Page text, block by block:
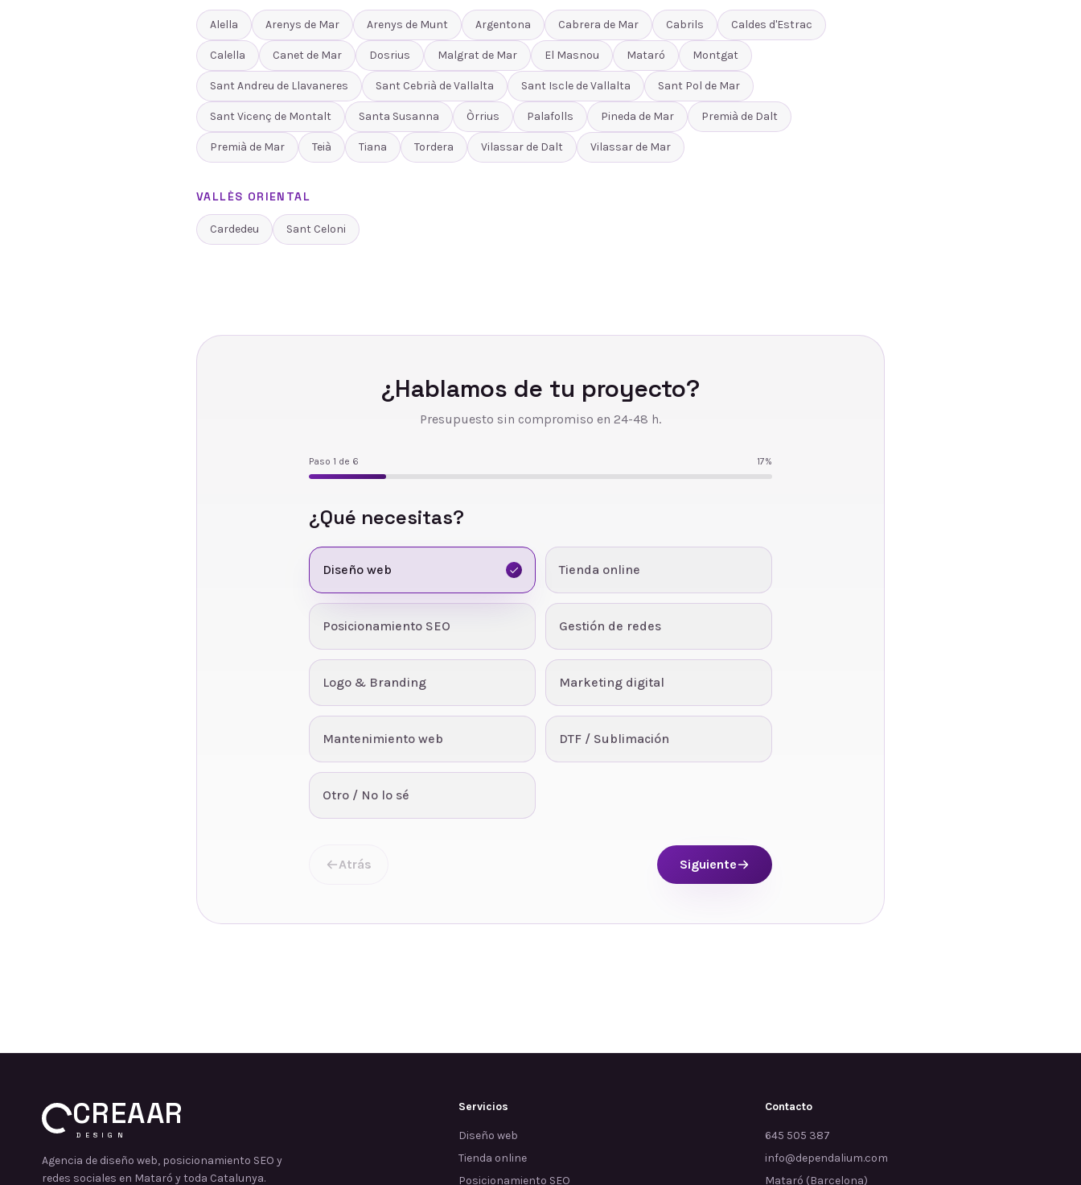
Alella Arenys de Mar Arenys de Munt Argentona Cabrera de Mar Cabrils Caldes d'Estrac
Calella Canet de Mar Dosrius Malgrat de Mar El Masnou Mataró Montgat
Sant Andreu de Llavaneres Sant Cebrià de Vallalta Sant Iscle de Vallalta Sant Pol de Mar
Sant Vicenç de Montalt Santa Susanna Òrrius Palafolls Pineda de Mar Premià de Dalt
Premià de Mar Teià Tiana Tordera Vilassar de Dalt Vilassar de Mar
VALLÈS ORIENTAL
Cardedeu Sant Celoni
¿Hablamos de tu proyecto?
Presupuesto sin compromiso en 24-48 h.
Paso 1 de 6 17%
¿Qué necesitas?
Diseño web Tienda online
Posicionamiento SEO Gestión de redes
Logo & Branding Marketing digital
Mantenimiento web DTF / Sublimación
Otro / No lo sé
Atrás Siguiente
CREAAR
DESIGN
Agencia de diseño web, posicionamiento SEO y
redes sociales en Mataró y toda Catalunya.
Servicios
Diseño web
Tienda online
Posicionamiento SEO
Contacto
645 505 387
info@dependalium.com
Mataró (Barcelona)